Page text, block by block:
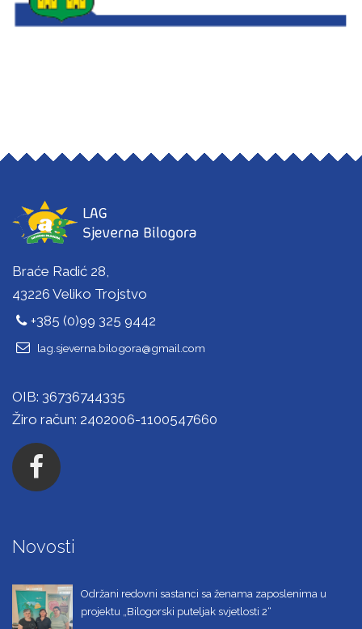
Braće Radić 28,
43226 Veliko Trojstvo
+385 (0)99 325 9442
lag.sjeverna.bilogora@gmail.com
OIB: 36736744335
Žiro račun: 2402006-1100547660
Novosti
Održani redovni sastanci sa ženama zaposlenima u
projektu „Bilogorski puteljak svjetlosti 2“